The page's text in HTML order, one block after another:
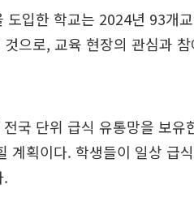
도입한 학교는 2024년 93개
으로, 교육 현장의 관심과
국 단위 급식 유통망을 보
계획이다. 학생들이 일상 급
.